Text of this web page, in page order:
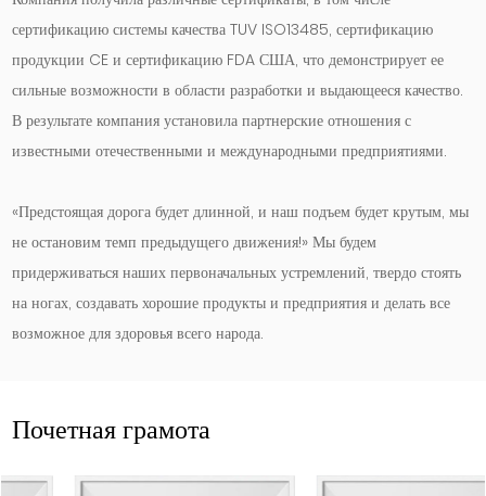
сертификацию системы качества TUV ISO13485, сертификацию
продукции CE и сертификацию FDA США, что демонстрирует ее
сильные возможности в области разработки и выдающееся качество.
В результате компания установила партнерские отношения с
известными отечественными и международными предприятиями.
«Предстоящая дорога будет длинной, и наш подъем будет крутым, мы
не остановим темп предыдущего движения!» Мы будем
придерживаться наших первоначальных устремлений, твердо стоять
на ногах, создавать хорошие продукты и предприятия и делать все
возможное для здоровья всего народа.
Почетная грамота